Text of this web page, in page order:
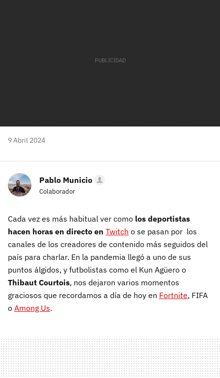
9 Abril 2024
Pablo Municio
Colaborador
Cada vez es más habitual ver como los deportistas
hacen horas en directo en Twitch o se pasan por los
canales de los creadores de contenido más seguidos del
país para charlar. En la pandemia llegó a uno de sus
puntos álgidos, y futbolistas como el Kun Agüero o
Thibaut Courtois, nos dejaron varios momentos
graciosos que recordamos a día de hoy en Fortnite, FIFA
o Among Us.